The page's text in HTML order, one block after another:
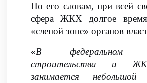
По его словам, при всей
сфера ЖКХ долгое
«слепой зоне» органов
«В федеральном
строительства и
занимается небольшой